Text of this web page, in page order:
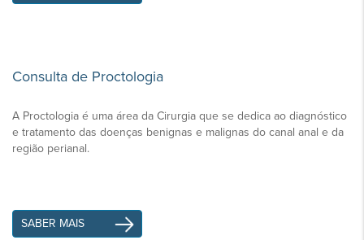
Consulta de Proctologia
A Proctologia é uma área da Cirurgia que se dedica ao diagnóstico
e tratamento das doenças benignas e malignas do canal anal e da
região perianal.
SABER MAIS